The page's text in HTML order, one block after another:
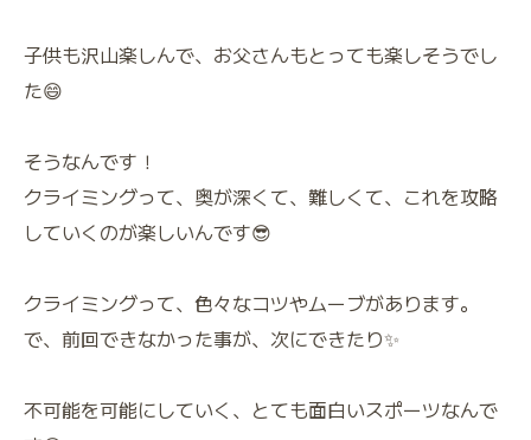
子供も沢山楽しんで、お父さんもとっても楽しそうでし
た😄
そうなんです！
クライミングって、奥が深くて、難しくて、これを攻略
していくのが楽しいんです😎
クライミングって、色々なコツやムーブがあります。
で、前回できなかった事が、次にできたり✨
不可能を可能にしていく、とても面白いスポーツなんで